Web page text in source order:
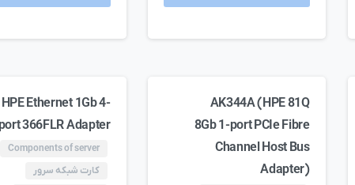
AK344A (HPE 81Q
8Gb 1-port PCIe Fibre
Channel Host Bus
Adapter)
HPE Ethernet 1Gb 4-
port 366FLR Adapter
Components of server
کارت شبکه سرور